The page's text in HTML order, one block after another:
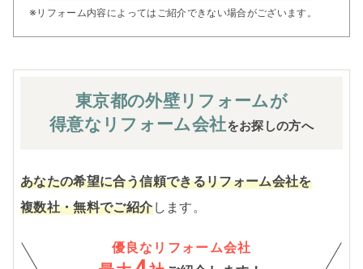
資金計画やローンに関するご相談にも
ーム、部分改修まで幅広く承っており
メージパースを無料で作成・ご提供
していただけます。
また、女性スタッフが多いのも当社の
特徴の一つ。家事動線や収納など、女
見積り・現地調査は無料、しつこい営
業は一切いたしません。
「どこに頼めばいいかわからない」そ
※リフォーム内容によってはご紹介できない場合がございます。
東京都の外壁 リフォームが
得意なリフォーム会社をお探しの方へ
あなたの希望に合う信頼できるリフォーム会社を
複数社・無料でご紹介します。
優良なリフォーム会社